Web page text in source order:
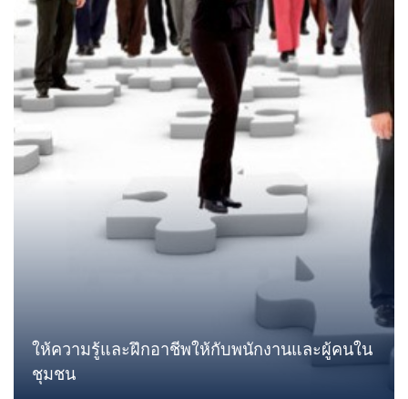
ให้ความรู้และฝึกอาชีพให้กับพนักงานและผู้คนใน
ชุมชน